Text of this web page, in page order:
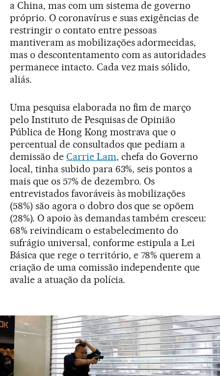
a China, mas com um sistema de governo
próprio. O coronavírus e suas exigências de
restringir o contato entre pessoas
mantiveram as mobilizações adormecidas,
mas o descontentamento com as autoridades
permanece intacto. Cada vez mais sólido,
aliás.
Uma pesquisa elaborada no fim de março
pelo Instituto de Pesquisas de Opinião
Pública de Hong Kong mostrava que o
percentual de consultados que pediam a
demissão de Carrie Lam, chefa do Governo
local, tinha subido para 63%, seis pontos a
mais que os 57% de dezembro. Os
entrevistados favoráveis às mobilizações
(58%) são agora o dobro dos que se opõem
(28%). O apoio às demandas também cresceu:
68% reivindicam o estabelecimento do
sufrágio universal, conforme estipula a Lei
Básica que rege o território, e 78% querem a
criação de uma comissão independente que
avalie a atuação da polícia.